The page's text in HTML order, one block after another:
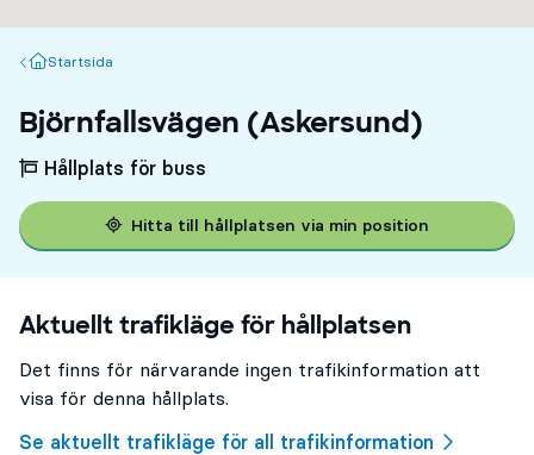
Startsida
Startsida
Björnfallsvägen (Askersund)
Hållplats för buss
Hitta till hållplatsen via min position
Aktuellt trafikläge för hållplatsen
Det finns för närvarande ingen trafikinformation att
visa för denna hållplats.
Se aktuellt trafikläge för all trafikinformation